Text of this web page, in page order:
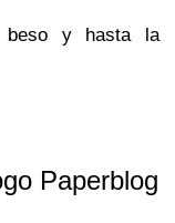
beso y hasta la